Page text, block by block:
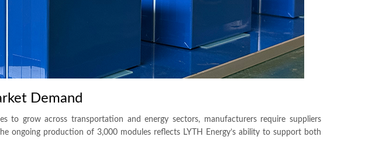
Demand
to grow across transportation and energy sectors, manufacturers require suppliers
The ongoing production of 3,000 modules reflects LYTH Energy’s ability to support both